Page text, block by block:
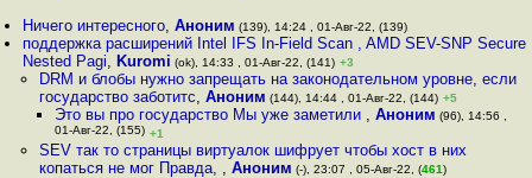
Ничего интересного,Аноним (139), 14:24 , 01-Авг-22, (139)
поддержка расширений Intel IFS In-Field Scan , AMD SEV-SNP Secure
Nested Pagi, Kuromi (ok), 14:33 , 01-Авг-22, (141) +3
DRM и блобы нужно запрещать на законодательном уровне, если
государство заботитс, Аноним (144), 14:44 , 01-Авг-22, (144) +5
Это вы про государство Мы уже заметили , Аноним (96), 14:56 ,
01-Авг-22, (155) +1
SEV так то страницы виртуалок шифрует чтобы хост в них
копаться не мог Правда, , Аноним (-), 23:07 , 05-Авг-22, (461)